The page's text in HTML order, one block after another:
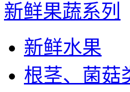
新鲜果蔬系列
新鲜水果
根茎、菌菇